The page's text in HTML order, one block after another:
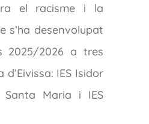
el racisme i la
s’ha desenvolupat
2025/2026 a tres
d’Eivissa: IES Isidor
Santa Maria i IES